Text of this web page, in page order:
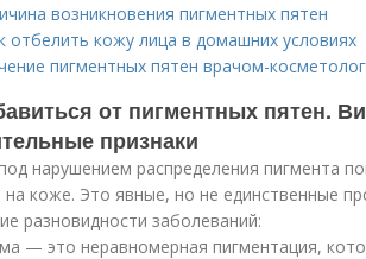
возникновения пигментных пятен
отбелить кожу лица в домашних условиях
пигментных пятен врачом-
от пигментных пятен.
признаки
нарушением распределения пигмента
на коже. Это явные, но не единственные
разновидности заболеваний:
— это неравномерная пигментация,